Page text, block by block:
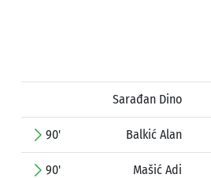
Sarađan Dino
90' Balkić Alan
90' Mašić Adi